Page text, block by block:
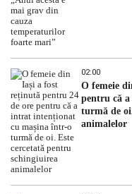
02:00
O femeie
pentru că
turmă de
animalelor